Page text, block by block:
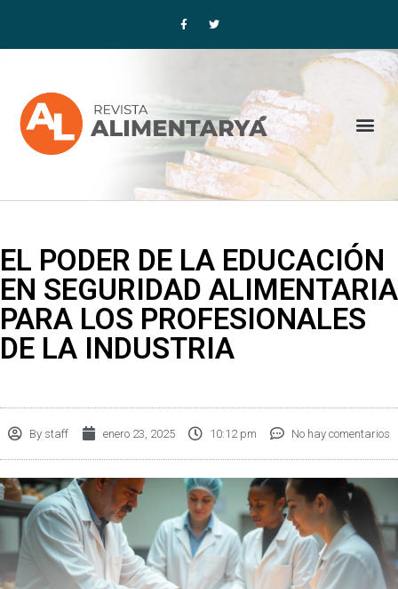
a
e
w
t
EL PODER DE LA EDUCACIÓN
EN SEGURIDAD ALIMENTARIA
PARA LOS PROFESIONALES
DE LA INDUSTRIA
By staff enero 23, 2025 10:12 pm No hay comentarios